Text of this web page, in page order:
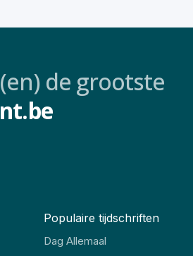
de grootste
Populaire tijdschriften
Dag Allemaal